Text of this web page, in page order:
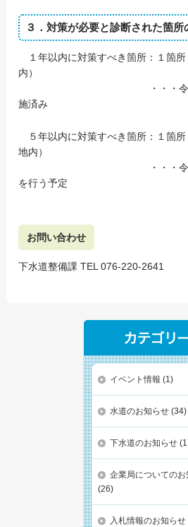
３．対策が必要と診断された箇所
１年以内に対策すべき箇所：１箇
内）
・・・令和7年４月
施済み
５年以内に対策すべき箇所：１箇所
地内）
・・・令和８年３
を行う予定
お問い合わせ
下水道整備課 TEL 076-220-2641
イベント情報 (1)
水道のお知らせ (34)
下水道のお知らせ
企業局についてのお
(26)
入札情報のお知らせ